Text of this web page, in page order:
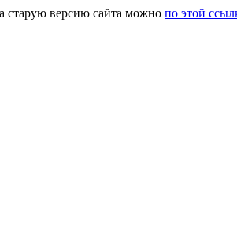
старую версию сайта можно по этой